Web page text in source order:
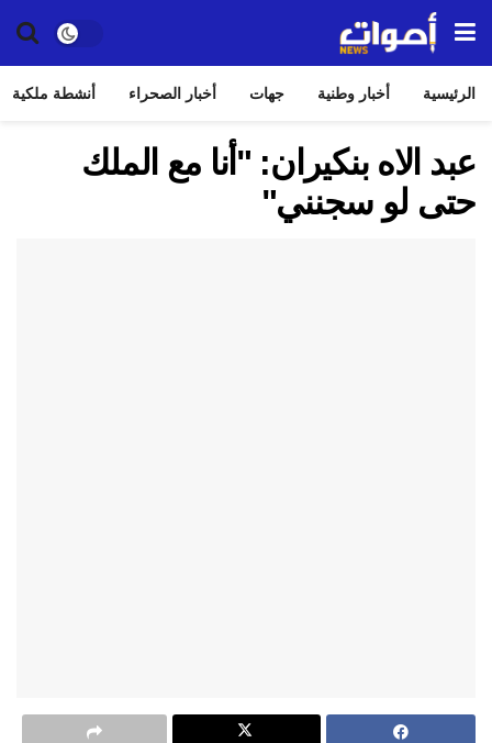
الرئيسية أخبار وطنية جهات أخبار الصحراء أنشطة ملكية
عبد الاه بنكيران: "أنا مع الملك
حتى لو سجنني"